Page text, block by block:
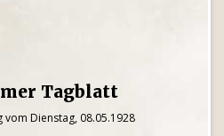
Tagblatt
vom Dienstag, 08.05.1928